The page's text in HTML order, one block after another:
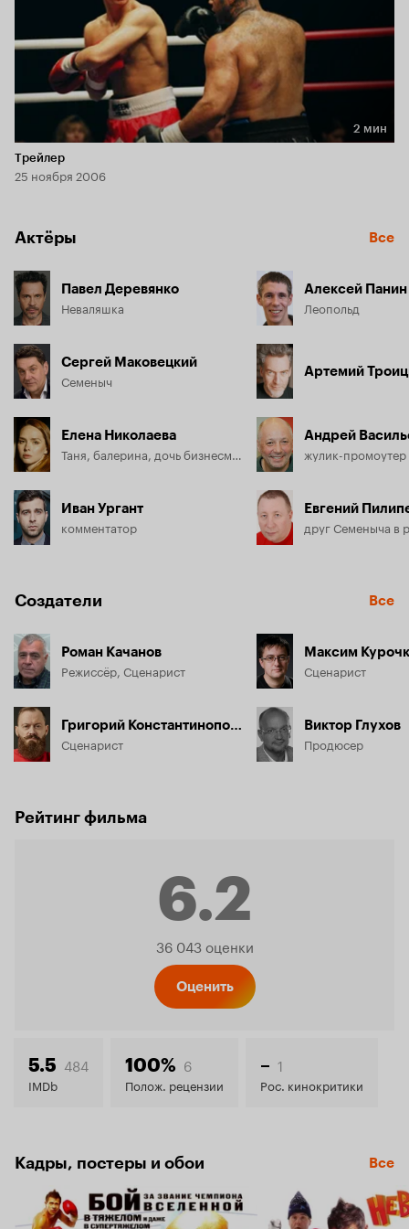
Длительность 2 мин
2 мин
Трейлер
25 ноября 2006
Актёры Все
Павел Деревянко
Неваляшка
Сергей Маковецкий
Семеныч
Елена Николаева
Иван Ургант
комментатор
Алексей Панин
Леопольд
Артемий
Андрей
Евгений
друг Семеныча в
Создатели Все
Роман Качанов
Режиссёр, Сценарист
Григорий Константинопольский
Сценарист
Максим
Сценарист
Виктор Глухов
Продюсер
Рейтинг фильма
6.2
Рейтинг
6.2
36 043 оценки
Оценить
5.5 484
IMDb
100% 6
Полож. рецензии
– 1
Рос. кинокритики
Кадры, постеры и обои Все